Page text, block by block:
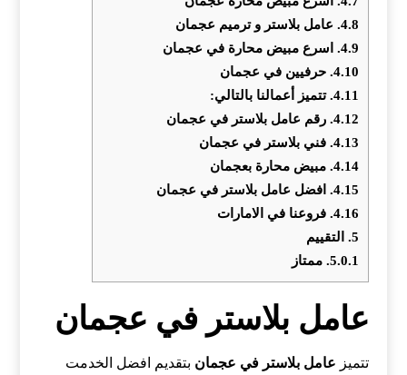
4.8. عامل بلاستر و ترميم عجمان
4.9.
اسرع مبيض محارة في عجمان
4.10. حرفيين في عجمان
4.11. تتميز أعمالنا بالتالي:
4.12. رقم عامل بلاستر في عجمان
4.13. فني بلاستر في عجمان
4.14. مبيض محارة بعجمان
4.15.
افضل عامل بلاستر في عجمان
4.16. فروعنا في الامارات
5.
التقييم
5.0.1. ممتاز
عامل بلاستر في عجمان
تتميز عامل بلاستر في عجمان بتقديم افضل الخدمت